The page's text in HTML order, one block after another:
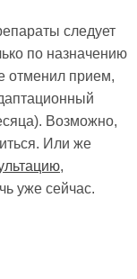
следует
по назначению
отменил прием,
Возможно,
Или же
,
уже сейчас.